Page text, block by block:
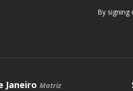
By signing
Janeiro Matriz